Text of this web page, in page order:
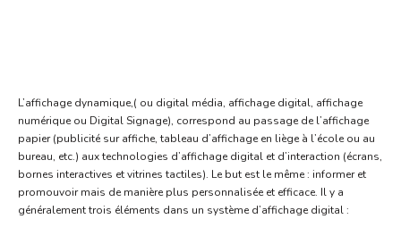
L’affichage dynamique,( ou digital média, affichage digital, affichage
numérique ou Digital Signage), correspond au passage de l’affichage
papier (publicité sur affiche, tableau d’affichage en liège à l’école ou au
bureau, etc.) aux technologies d’affichage digital et d’interaction (écrans,
bornes interactives et vitrines tactiles). Le but est le même : informer et
promouvoir mais de manière plus personnalisée et efficace. Il y a
généralement trois éléments dans un système d’affichage digital :